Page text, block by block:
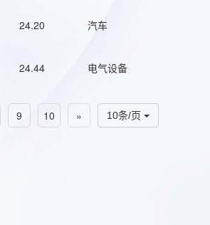
24.20 汽车
24.44 电气设备
10条/页
9 10 »